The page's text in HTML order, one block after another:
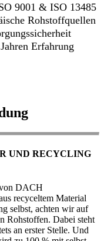
9001 & ISO 13485
Rohstoffquellen
Erfahrung
UND RECYCLING
DACH
recyceltem Material
selbst, achten wir auf
Rohstoffen. Dabei steht
an erster Stelle. Und